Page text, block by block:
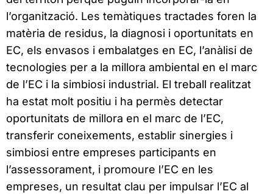
l’organització. Les temàtiques tractades foren la
matèria de residus, la diagnosi i oportunitats en
EC, els envasos i embalatges en EC, l’anàlisi de
tecnologies per a la millora ambiental en el marc
de l’EC i la simbiosi industrial. El treball realitzat
ha estat molt positiu i ha permès detectar
oportunitats de millora en el marc de l’EC,
transferir coneixements, establir sinergies i
simbiosi entre empreses participants en
l’assessorament, i promoure l’EC en les
empreses, un resultat clau per impulsar l’EC al